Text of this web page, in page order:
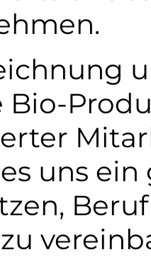
Bio-
uns